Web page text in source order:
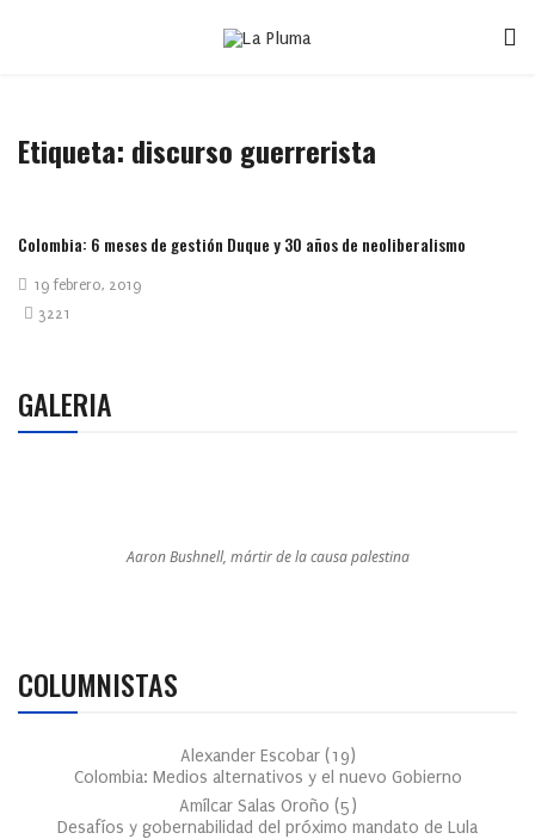
Etiqueta: discurso guerrerista
Colombia: 6 meses de gestión Duque y 30 años de neoliberalismo
19 febrero, 2019
3221
GALERIA
Aaron Bushnell, mártir de la causa palestina
COLUMNISTAS
Alexander Escobar (19)
Colombia: Medios alternativos y el nuevo Gobierno
Amílcar Salas Oroño (5)
Desafíos y gobernabilidad del próximo mandato de Lula